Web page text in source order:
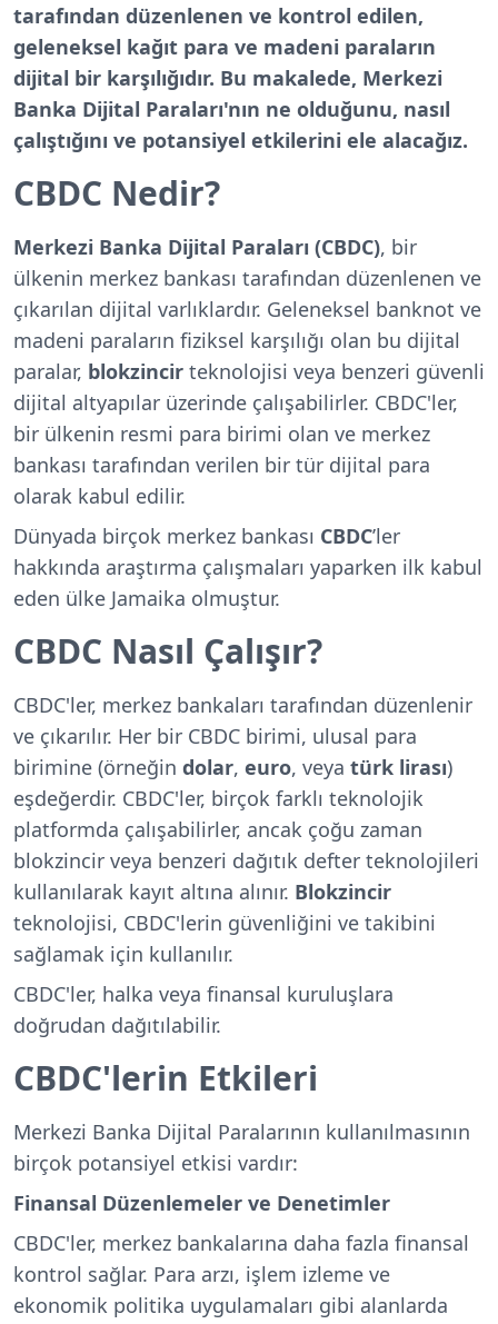
tarafından düzenlenen ve kontrol edilen,
geleneksel kağıt para ve madeni paraların
dijital bir karşılığıdır. Bu makalede, Merkezi
Banka Dijital Paraları'nın ne olduğunu, nasıl
çalıştığını ve potansiyel etkilerini ele alacağız.
CBDC Nedir?
Merkezi Banka Dijital Paraları (CBDC), bir
ülkenin merkez bankası tarafından düzenlenen ve
çıkarılan dijital varlıklardır. Geleneksel banknot ve
madeni paraların fiziksel karşılığı olan bu dijital
paralar, blokzincir teknolojisi veya benzeri güvenli
dijital altyapılar üzerinde çalışabilirler. CBDC'ler,
bir ülkenin resmi para birimi olan ve merkez
bankası tarafından verilen bir tür dijital para
olarak kabul edilir.
Dünyada birçok merkez bankası CBDC’ler
hakkında araştırma çalışmaları yaparken ilk kabul
eden ülke Jamaika olmuştur.
CBDC Nasıl Çalışır?
CBDC'ler, merkez bankaları tarafından düzenlenir
ve çıkarılır. Her bir CBDC birimi, ulusal para
birimine (örneğin dolar, euro, veya türk lirası)
eşdeğerdir. CBDC'ler, birçok farklı teknolojik
platformda çalışabilirler, ancak çoğu zaman
blokzincir veya benzeri dağıtık defter teknolojileri
kullanılarak kayıt altına alınır. Blokzincir
teknolojisi, CBDC'lerin güvenliğini ve takibini
sağlamak için kullanılır.
CBDC'ler, halka veya finansal kuruluşlara
doğrudan dağıtılabilir.
CBDC'lerin Etkileri
Merkezi Banka Dijital Paralarının kullanılmasının
birçok potansiyel etkisi vardır:
Finansal Düzenlemeler ve Denetimler
CBDC'ler, merkez bankalarına daha fazla finansal
kontrol sağlar. Para arzı, işlem izleme ve
ekonomik politika uygulamaları gibi alanlarda